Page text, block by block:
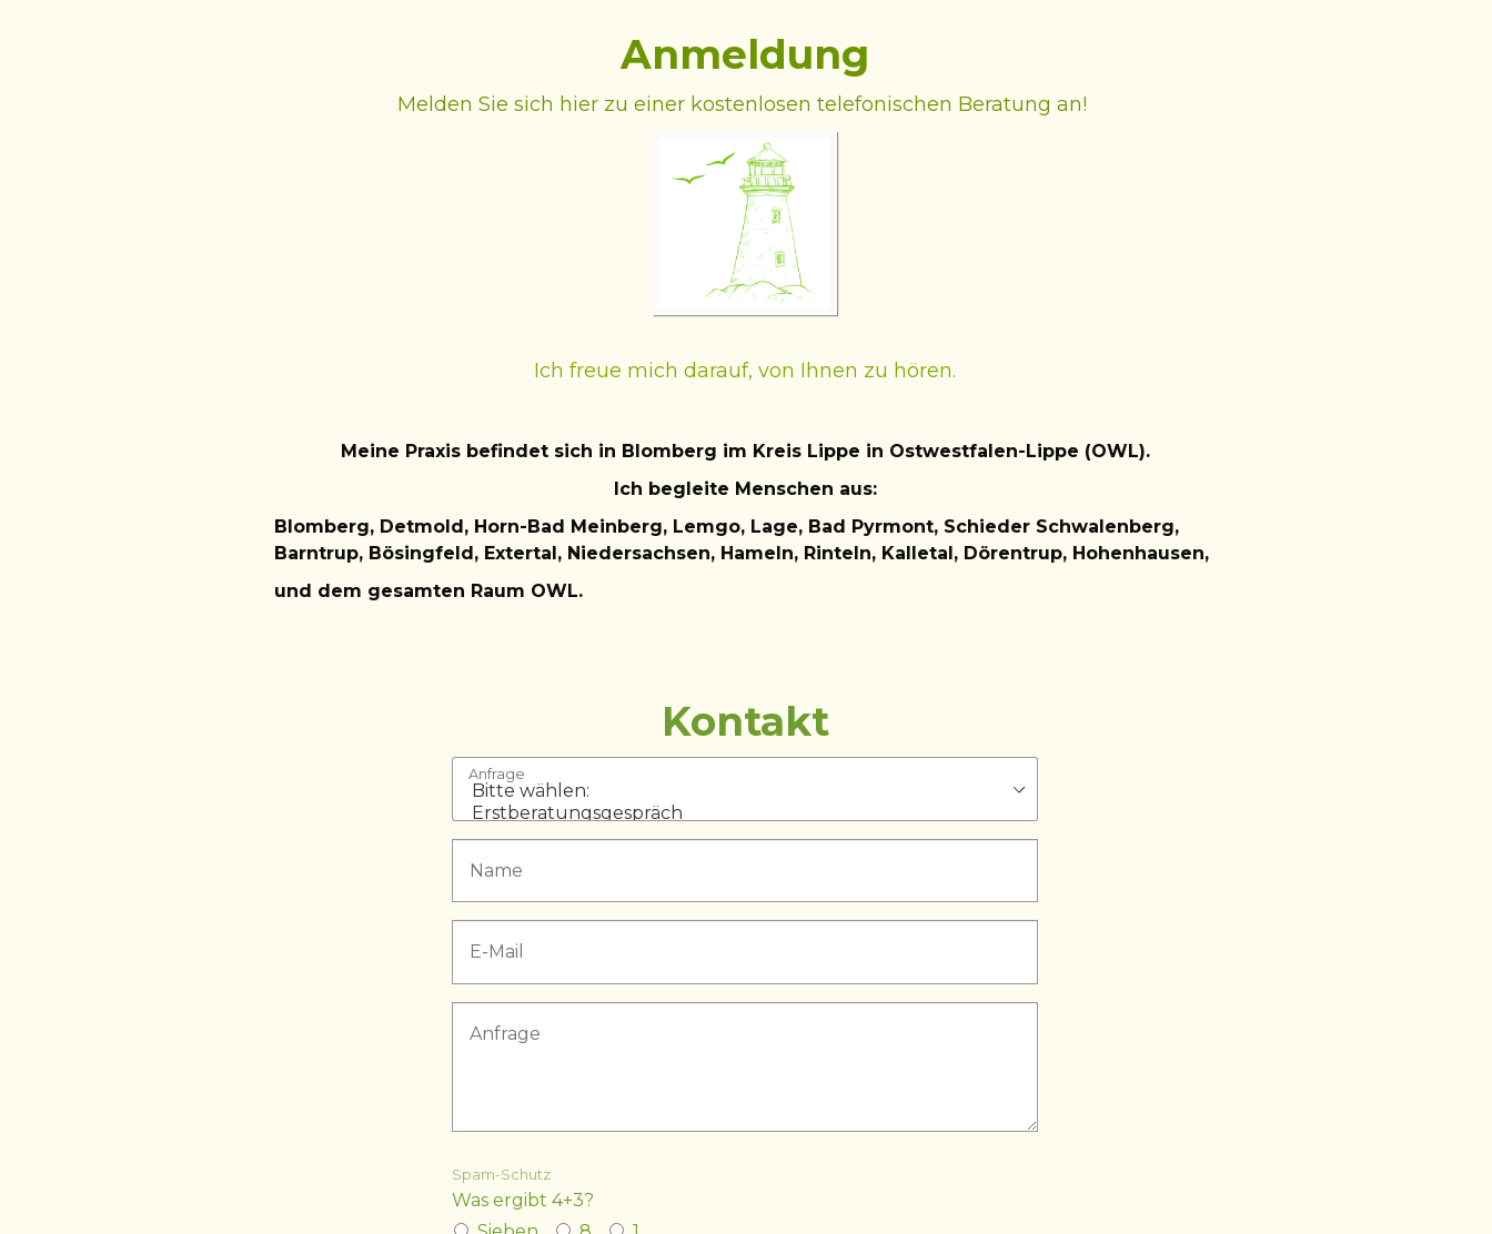
Anmeldung
Melden Sie sich hier zu einer kostenlosen telefonischen Beratung an!
Ich freue mich darauf, von Ihnen zu hören.
Meine Praxis befindet sich in Blomberg im Kreis Lippe in Ostwestfalen-Lippe (OWL).
Ich begleite Menschen aus:
Blomberg, Detmold, Horn-Bad Meinberg, Lemgo, Lage, Bad Pyrmont, Schieder Schwalenberg,
Barntrup, Bösingfeld, Extertal, Niedersachsen, Hameln, Rinteln, Kalletal, Dörentrup, Hohenhausen,
und dem gesamten Raum OWL.
Kontakt
Anfrage
Spam-Schutz
Was ergibt 4+3?